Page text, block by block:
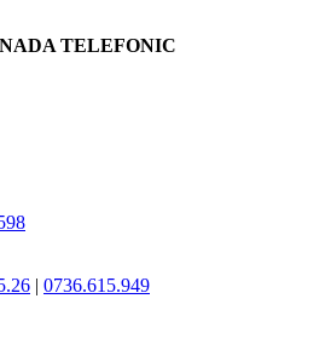
TELEFONIC
| 0736.615.949